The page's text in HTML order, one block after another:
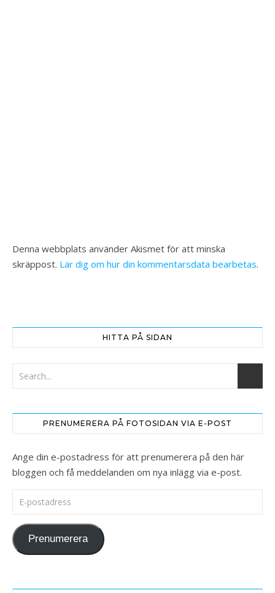
Denna webbplats använder Akismet för att minska
skräppost. Lär dig om hur din kommentarsdata bearbetas.
HITTA PÅ SIDAN
PRENUMERERA PÅ FOTOSIDAN VIA E-POST
Ange din e-postadress för att prenumerera på den här
bloggen och få meddelanden om nya inlägg via e-post.
E-postadress
Prenumerera